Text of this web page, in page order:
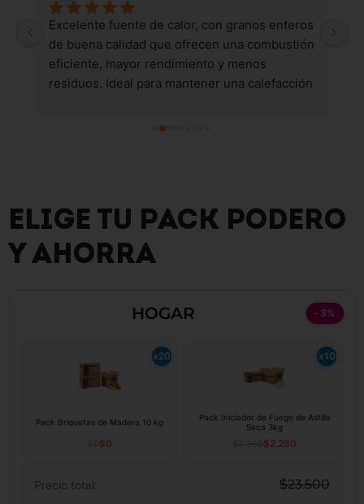
Excelente fuente de calor, con granos enteros
de buena calidad que ofrecen una combustión
eficiente, mayor rendimiento y menos
residuos. Ideal para mantener una calefacción
ELIGE TU PACK PODERO
Y AHORRA
HOGAR -3%
x20
Pack Briquetas de Madera 10 kg
$0
x10
Pack Iniciador de Fuego de Astilla
Seca 3kg
$2.280
Precio total: $23.500